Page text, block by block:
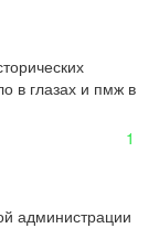
в глазах и пмж в
1
администрации